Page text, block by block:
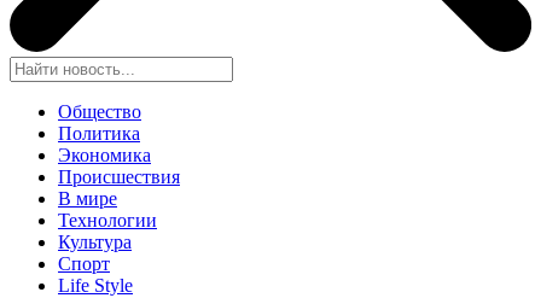
Общество
Политика
Экономика
Происшествия
В мире
Технологии
Культура
Спорт
Life Style